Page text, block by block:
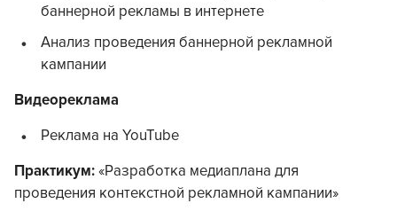
баннерной рекламы в интернете
Анализ проведения баннерной рекламной
кампании
Видеореклама
Реклама на YouTube
Практикум: «Разработка медиаплана для
проведения контекстной рекламной кампании»